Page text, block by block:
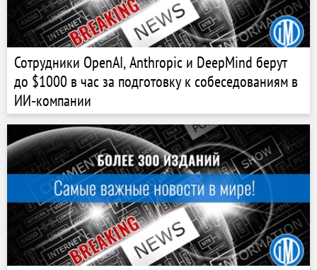
Сотрудники OpenAI, Anthropic и DeepMind берут
до $1000 в час за подготовку к собеседованиям в
ИИ‑компании